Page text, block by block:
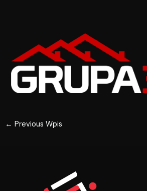
← Previous Wpis